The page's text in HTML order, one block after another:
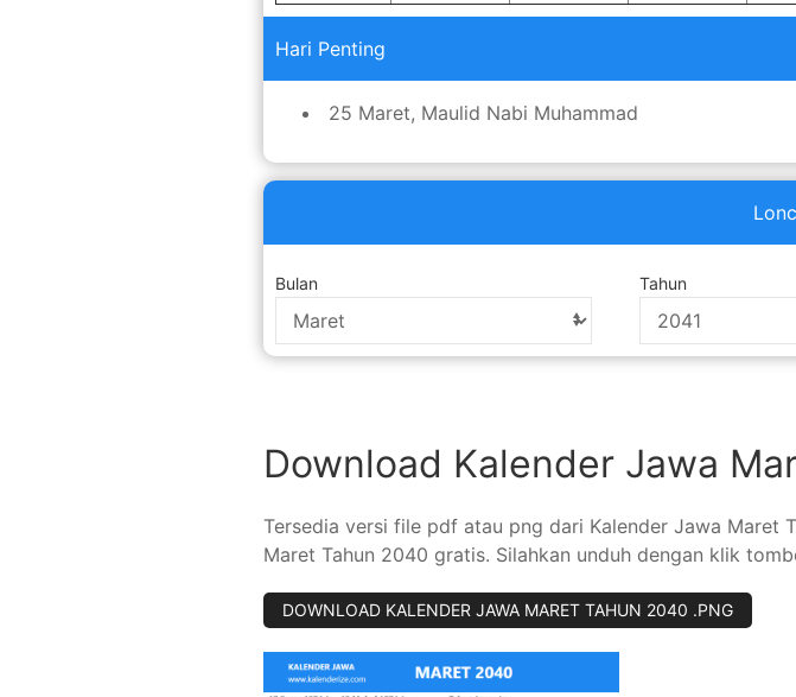
Hari Penting
25 Maret, Maulid Nabi Muhammad
Bulan
Tahun
Download Kalender Jawa
Tersedia versi file pdf atau png dari Kalender Jawa Maret
Maret Tahun 2040 gratis. Silahkan unduh dengan klik
DOWNLOAD KALENDER JAWA MARET TAHUN 2040 .PNG